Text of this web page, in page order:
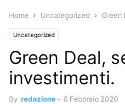
Home Uncategorized Green
Uncategorized
Green Deal,
investimenti.
By redazione - 8 Febbraio 2020